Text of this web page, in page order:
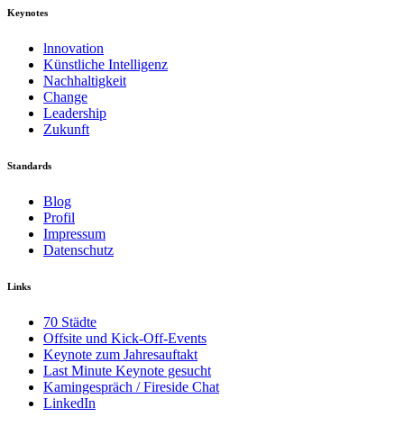
Keynotes
lnnovation
Künstliche Intelligenz
Nachhaltigkeit
Change
Leadership
Zukunft
Standards
Blog
Profil
Impressum
Datenschutz
Links
70 Städte
Offsite und Kick-Off-Events
Keynote zum Jahresauftakt
Last Minute Keynote gesucht
Kamingespräch / Fireside Chat
LinkedIn